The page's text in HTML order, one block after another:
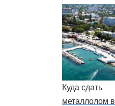
Куда сдать
металлолом в